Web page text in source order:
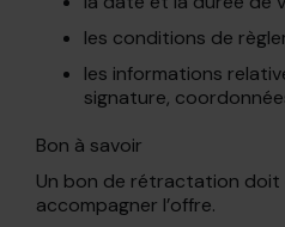
les conditions de
les informations
signature,
Bon à savoir
Un bon de rétractation doit
accompagner l’offre.